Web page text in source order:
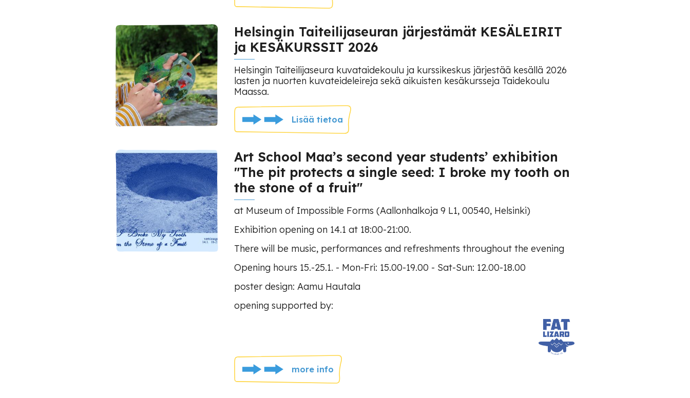
Helsingin Taiteilijaseuran järjestämät KESÄLEIRIT
ja KESÄKURSSIT 2026
Helsingin Taiteilijaseura kuvataidekoulu ja kurssikeskus järjestää kesällä 2026
lasten ja nuorten kuvateideleireja sekä aikuisten kesäkursseja Taidekoulu
Maassa.
Lisää tietoa
Art School Maa’s second year students’ exhibition
"The pit protects a single seed: I broke my tooth on
the stone of a fruit"
at Museum of Impossible Forms (Aallonhalkoja 9 L1, 00540, Helsinki)
Exhibition opening on 14.1 at 18:00-21:00.
There will be music, performances and refreshments throughout the evening
Opening hours 15.-25.1. - Mon-Fri: 15.00-19.00 - Sat-Sun: 12.00-18.00
poster design: Aamu Hautala
opening supported by:
more info